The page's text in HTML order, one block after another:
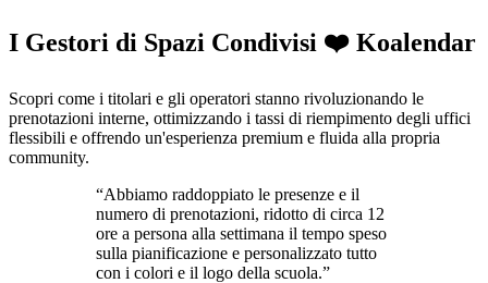
I Gestori di Spazi Condivisi ❤️ Koalendar
Scopri come i titolari e gli operatori stanno rivoluzionando le
prenotazioni interne, ottimizzando i tassi di riempimento degli uffici
flessibili e offrendo un'esperienza premium e fluida alla propria
community.
“Abbiamo raddoppiato le presenze e il
numero di prenotazioni, ridotto di circa 12
ore a persona alla settimana il tempo speso
sulla pianificazione e personalizzato tutto
con i colori e il logo della scuola.”